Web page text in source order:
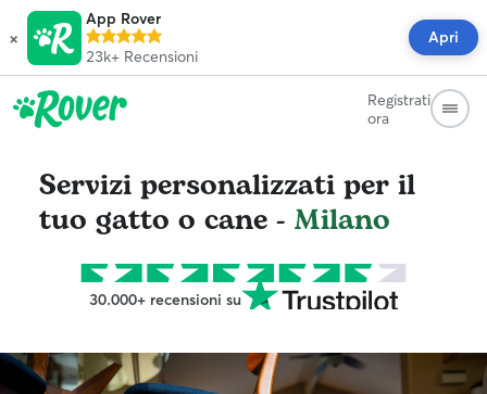
×
App Rover
23k+ Recensioni
Apri
Registrati
ora
Servizi personalizzati per il
tuo gatto o cane - Milano
30.000+ recensioni su